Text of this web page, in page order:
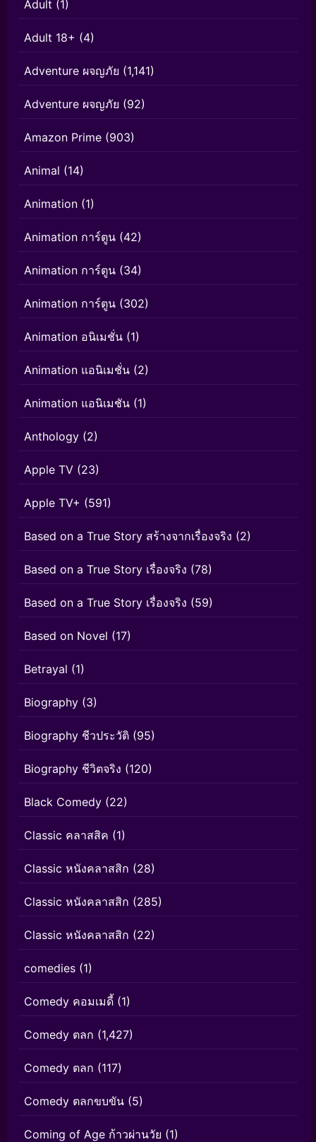
Adult (1)
Adult 18+ (4)
Adventure ผจญภัย (1,141)
Adventure ผจญภัย (92)
Amazon Prime (903)
Animal (14)
Animation (1)
Animation การ์ตูน (42)
Animation การ์ตูน (34)
Animation การ์ตูน (302)
Animation อนิเมชั่น (1)
Animation แอนิเมชั่น (2)
Animation แอนิเมชัน (1)
Anthology (2)
Apple TV (23)
Apple TV+ (591)
Based on a True Story สร้างจากเรื่องจริง (2)
Based on a True Story เรื่องจริง (78)
Based on a True Story เรื่องจริง (59)
Based on Novel (17)
Betrayal (1)
Biography (3)
Biography ชีวประวัติ (95)
Biography ชีวิตจริง (120)
Black Comedy (22)
Classic คลาสสิค (1)
Classic หนังคลาสสิก (28)
Classic หนังคลาสสิก (285)
Classic หนังคลาสสิก (22)
comedies (1)
Comedy คอมเมดี้ (1)
Comedy ตลก (1,427)
Comedy ตลก (117)
Comedy ตลกขบขัน (5)
Coming of Age ก้าวผ่านวัย (1)